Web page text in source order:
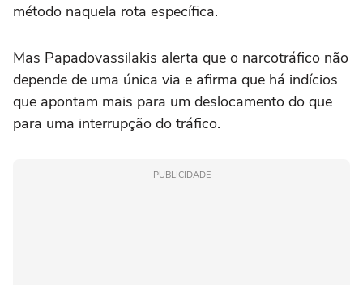
método naquela rota específica.
Mas Papadovassilakis alerta que o narcotráfico não
depende de uma única via e afirma que há indícios
que apontam mais para um deslocamento do que
para uma interrupção do tráfico.
PUBLICIDADE